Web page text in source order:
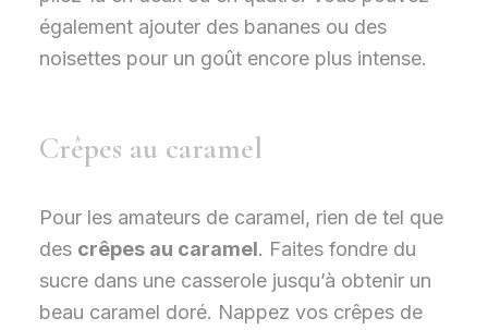
également ajouter des bananes ou des
noisettes pour un goût encore plus intense.
Crêpes au caramel
Pour les amateurs de caramel, rien de tel que
des crêpes au caramel. Faites fondre du
sucre dans une casserole jusqu’à obtenir un
beau caramel doré. Nappez vos crêpes de